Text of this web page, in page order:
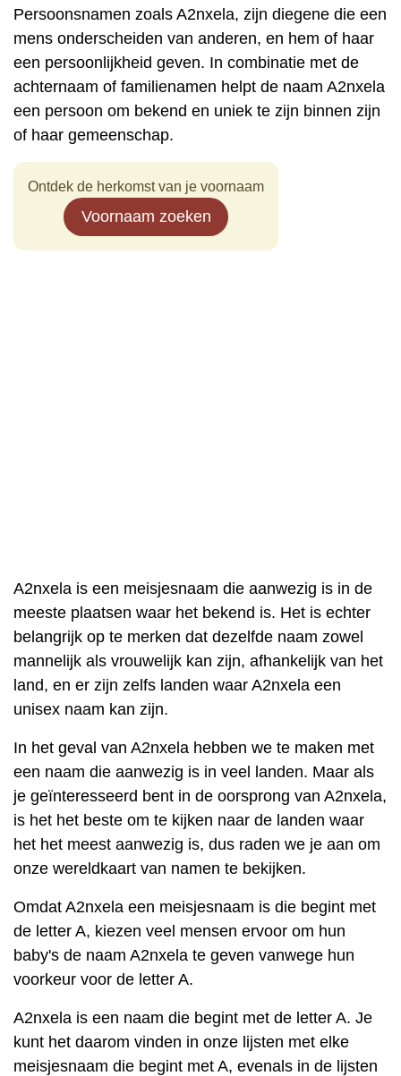
Persoonsnamen zoals A2nxela, zijn diegene die een
mens onderscheiden van anderen, en hem of haar
een persoonlijkheid geven. In combinatie met de
achternaam of familienamen helpt de naam A2nxela
een persoon om bekend en uniek te zijn binnen zijn
of haar gemeenschap.
Ontdek de herkomst van je voornaam
Voornaam zoeken
A2nxela is een meisjesnaam die aanwezig is in de
meeste plaatsen waar het bekend is. Het is echter
belangrijk op te merken dat dezelfde naam zowel
mannelijk als vrouwelijk kan zijn, afhankelijk van het
land, en er zijn zelfs landen waar A2nxela een
unisex naam kan zijn.
In het geval van A2nxela hebben we te maken met
een naam die aanwezig is in veel landen. Maar als
je geïnteresseerd bent in de oorsprong van A2nxela,
is het het beste om te kijken naar de landen waar
het het meest aanwezig is, dus raden we je aan om
onze wereldkaart van namen te bekijken.
Omdat A2nxela een meisjesnaam is die begint met
de letter A, kiezen veel mensen ervoor om hun
baby's de naam A2nxela te geven vanwege hun
voorkeur voor de letter A.
A2nxela is een naam die begint met de letter A. Je
kunt het daarom vinden in onze lijsten met elke
meisjesnaam die begint met A, evenals in de lijsten